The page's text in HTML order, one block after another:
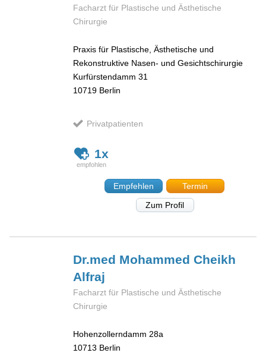
Facharzt für Plastische und Ästhetische
Chirurgie
Praxis für Plastische, Ästhetische und
Rekonstruktive Nasen- und Gesichtschirurgie
Kurfürstendamm 31
10719 Berlin
Privatpatienten
1x
Empfehlen
Termin
Zum Profil
Dr.med MohammedCheikh
Alfraj
Facharzt für Plastische und Ästhetische
Chirurgie
Hohenzollerndamm 28a
10713 Berlin